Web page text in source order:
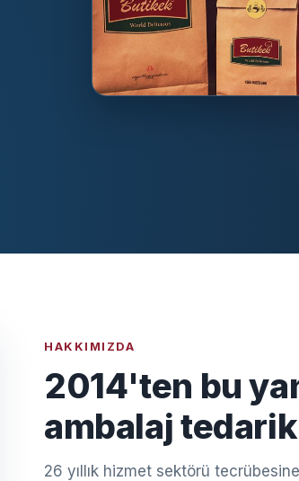
HAKKIMIZDA
2014'ten bu
ambalaj
26 yıllık hizmet sektörü